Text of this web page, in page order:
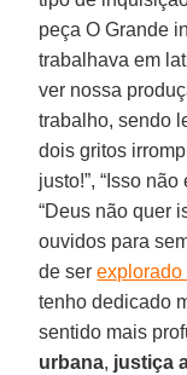
peça O Grande
trabalhava em
ver nossa
trabalho, sendo
dois gritos
justo!”, “Isso
“Deus não quer
ouvidos para
de ser
tenho dedicado
sentido mais
urbana, justiça